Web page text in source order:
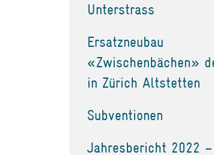
Unterstrass
Ersatzneubau
«Zwischenbächen»
in Zürich Altstetten
Subventionen
Jahresbericht 2022 –